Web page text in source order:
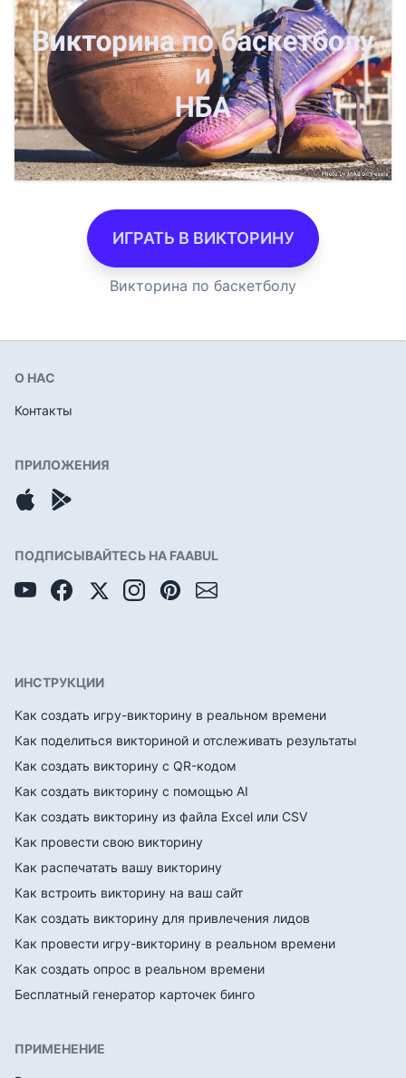
ИГРАТЬ В ВИКТОРИНУ
Викторина по баскетболу
О НАС
Контакты
ПРИЛОЖЕНИЯ
ПОДПИСЫВАЙТЕСЬ НА FAABUL
ИНСТРУКЦИИ
Как создать игру-викторину в реальном времени
Как поделиться викториной и отслеживать результаты
Как создать викторину с QR-кодом
Как создать викторину с помощью AI
Как создать викторину из файла Excel или CSV
Как провести свою викторину
Как распечатать вашу викторину
Как встроить викторину на ваш сайт
Как создать викторину для привлечения лидов
Как провести игру-викторину в реальном времени
Как создать опрос в реальном времени
Бесплатный генератор карточек бинго
ПРИМЕНЕНИЕ